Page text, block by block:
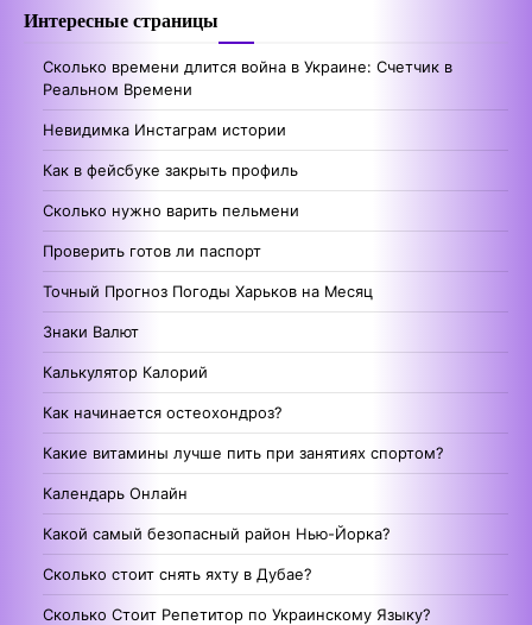
Интересные страницы
Сколько времени длится война в Украине: Счетчик в
Реальном Времени
Невидимка Инстаграм истории
Как в фейсбуке закрыть профиль
Сколько нужно варить пельмени
Проверить готов ли паспорт
Точный Прогноз Погоды Харьков на Месяц
Знаки Валют
Калькулятор Калорий
Как начинается остеохондроз?
Какие витамины лучше пить при занятиях спортом?
Календарь Онлайн
Какой самый безопасный район Нью-Йорка?
Сколько стоит снять яхту в Дубае?
Сколько Стоит Репетитор по Украинскому Языку?